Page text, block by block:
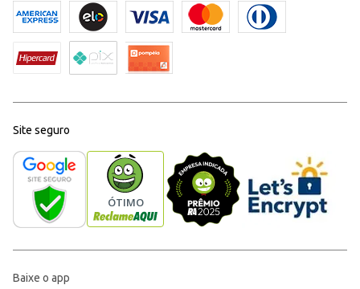
Site seguro
Baixe o app